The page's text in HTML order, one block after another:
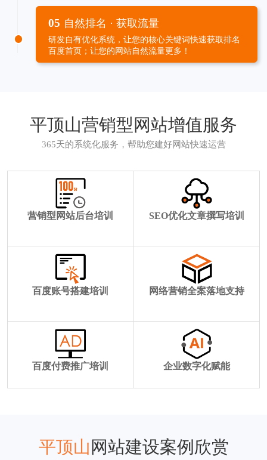
05 自然排名 · 获取流量
研发自有优化系统，让您的核心关键词快速获取排名
百度首页；让您的网站自然流量更多！
平顶山营销型网站增值服务
365天的系统化服务，帮助您建好网站快速运营
营销型网站后台培训 SEO优化文章撰写培训
百度账号搭建培训 网络营销全案落地支持
百度付费推广培训 企业数字化赋能
平顶山 网站建设案例欣赏